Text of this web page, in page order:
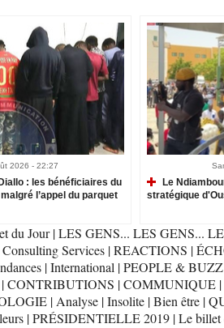
2026 - 22:27
: les bénéficiaires du
l’appel du parquet
Le
stratégique
du Jour |LES GENS... LES GENS...
Services |REACTIONS |
|International |PEOPLE & BUZZ
|CONTRIBUTIONS |COMMUNIQUE |
|Analyse |Insolite |Bien être |
|PRÉSIDENTIELLE 2019 |Le